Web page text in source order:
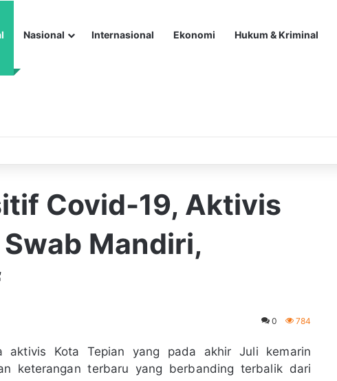
Nasional Internasional Ekonomi Hukum & Kriminal
Covid-19, Aktivis
Mandiri,
0 784
aktivis Kota Tepian yang pada akhir Juli kemarin
keterangan terbaru yang berbanding terbalik dari